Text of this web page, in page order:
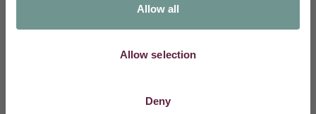
Allow all
Allow selection
Deny
Luteïne, dat samen met zeaxanthine in hoge